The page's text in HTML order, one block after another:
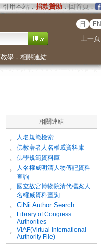
引用本站． 捐款贊助．回首頁．
日 EN
上一頁
學． 相關連結
相關連結
。 人名規範檢索
。 佛教著者人名權威資料庫
。 佛學規範資料庫
。
人名權威明清人物傳記資料
查詢
。
國立故宮博物院清代檔案人
名權威資料查詢
。
CiNii Author Search
。
Library of Congress
Authorities
。
VIAF(Virtual International
Authority File)